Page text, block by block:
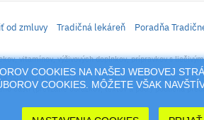
COOKIES NA NAŠEJ WEBOVEJ
COOKIES. MÔŽETE VŠAK
od zmluvy Tradičná lekáreň Poradňa
vitamínov, výživových doplnkov, prípravkov s
vzťahujú autorské práva a akákoľvek jeho reprodukcia
časti (prevzatie obrázkov, textov a pod.) podlieha